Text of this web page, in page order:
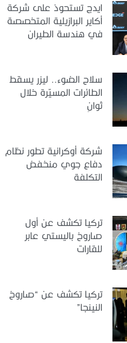
ايدج تستحوذ على شركة
أكاير البرازيلية المتخصصة
في هندسة الطيران
سلاح الضوء.. ليزر يسقط
الطائرات المسيّرة خلال
ثوانٍ
شركة أوكرانية تطور نظام
دفاع جوي منخفض
التكلفة
تركيا تكشف عن أول
صاروخ باليستي عابر
للقارات
تركيا تكشف عن “صاروخ
النينجا”